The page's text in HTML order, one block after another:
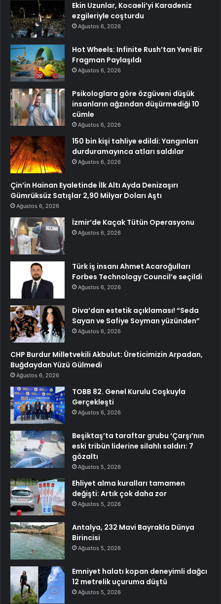
Ekin Uzunlar, Kocaeli’yi Karadeniz
ezgileriyle coşturdu
Ağustos 6, 2026
Hot Wheels: Infinite Rush’tan Yeni Bir
Fragman Paylaşıldı
Ağustos 6, 2026
Psikologlara göre özgüveni düşük
insanların ağzından düşürmediği 10
cümle
Ağustos 6, 2026
150 bin kişi tahliye edildi: Yangınları
durduramayınca atları saldılar
Ağustos 6, 2026
Çin’in Hainan Eyaletinde İlk Altı Ayda Denizaşırı
Gümrüksüz Satışlar 2,90 Milyar Doları Aştı
Ağustos 6, 2026
İzmir’de Kaçak Tütün Operasyonu
Ağustos 6, 2026
Türk iş insanı Ahmet Acaroğulları
Forbes Technology Council’e seçildi
Ağustos 6, 2026
Diva’dan estetik açıklaması! “Seda
Sayan ve Safiye Soyman yüzünden”
Ağustos 6, 2026
CHP Burdur Milletvekili Akbulut: Üreticimizin Arpadan,
Buğdaydan Yüzü Gülmedi
Ağustos 6, 2026
TOBB 82. Genel Kurulu Coşkuyla
Gerçekleşti
Ağustos 6, 2026
Beşiktaş’ta taraftar grubu ‘Çarşı’nın
eski tribün liderine silahlı saldırı: 7
gözaltı
Ağustos 5, 2026
Ehliyet alma kuralları tamamen
değişti: Artık çok daha zor
Ağustos 5, 2026
Antalya, 232 Mavi Bayrakla Dünya
Birincisi
Ağustos 5, 2026
Emniyet halatı kopan deneyimli dağcı
12 metrelik uçuruma düştü
Ağustos 5, 2026